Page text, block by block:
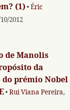
(1)• Éric
2012
de Manolis
da
prémio Nobel
• Rui Viana Pereira,